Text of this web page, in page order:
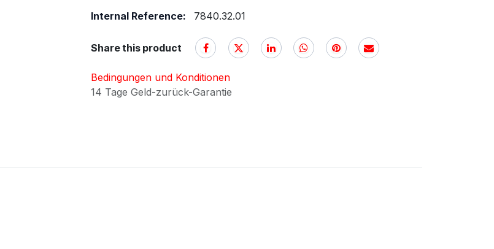
Internal Reference:
7840.32.01
Share this product
Bedingungen und Konditionen
14 Tage Geld-zurück-Garantie